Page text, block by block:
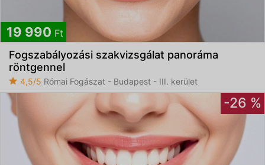
19 990 Ft
Fogszabályozási szakvizsgálat panoráma
röntgennel
4,5/5 Római Fogászat - Budapest - III. kerület
-26 %